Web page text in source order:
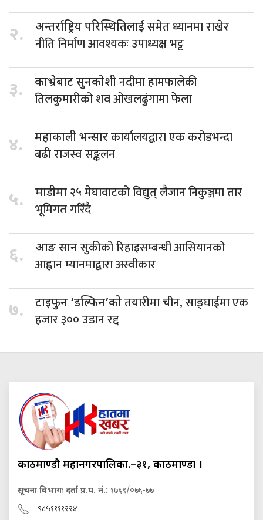
२. अन्तर्राष्ट्रिय परिस्थितिलाईसमेत ध्यानमा राखेर
नीति निर्माण आवश्यकः उपाध्यक्ष भट्ट
३. काभ्रेबाट सुनकोशीनदीमा हामफालेकी
तिलकुमारीको शव ओखलढुंगामा फेला
४. महाकाली भन्सारकार्यालयद्वारा एक करोडभन्दा
बढी राजस्व सङ्कलन
५. माडीमा २५ मेघावाटको विद्युत् लैजान निकुञ्जमा तार
भूमिगत गरिँदै
६. आङ सानसुकीको रिहाइसम्बन्धी आसियानको
आह्वान म्यानमाद्वारा अस्वीकार
७. टाइफुन ‘डल्फिन’कोतयारीमा चीन, साङ्घाईमा एक
हजार ३०० उडान रद्द
काठमाण्डौ महानगरपालिका.–३१, काठमाण्डौं ।
सूचना विभागः दर्ता प्र.प. नं.: १७६९/०७६-७७
९८५११११२२४